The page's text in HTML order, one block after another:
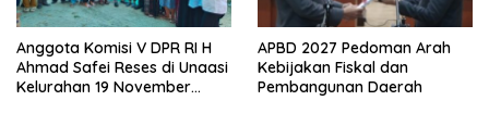
Anggota Komisi V DPR RI H
Ahmad Safei Reses di Unaasi
Kelurahan 19 November
APBD 2027 Pedoman Arah
Kebijakan Fiskal dan
Pembangunan Daerah